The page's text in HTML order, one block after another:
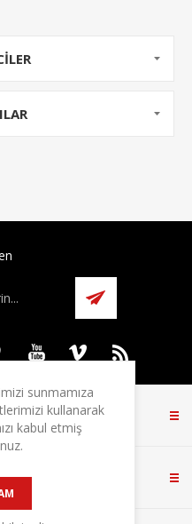
sunmamıza
kullanarak
kabul etmiş